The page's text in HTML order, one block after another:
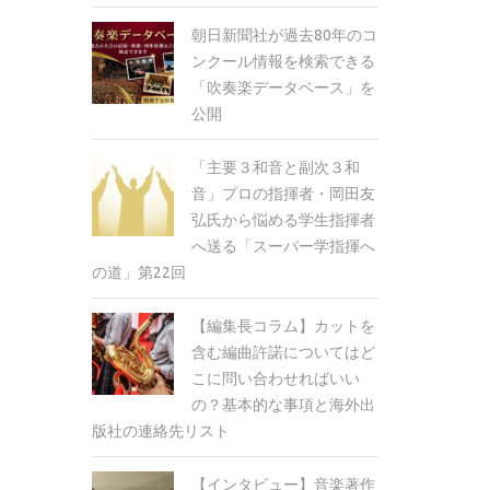
朝日新聞社が過去80年のコ
ンクール情報を検索できる
「吹奏楽データベース」を
公開
「主要３和音と副次３和
音」プロの指揮者・岡田友
弘氏から悩める学生指揮者
へ送る「スーパー学指揮へ
の道」第22回
【編集長コラム】カットを
含む編曲許諾についてはど
こに問い合わせればいい
の？基本的な事項と海外出
版社の連絡先リスト
【インタビュー】音楽著作